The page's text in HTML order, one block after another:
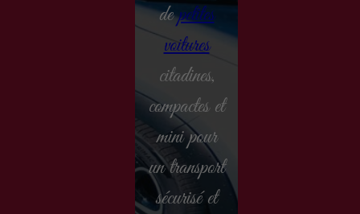
depetites
voitures
citadines,
compactes et
mini pour
un transport
sécurisé et